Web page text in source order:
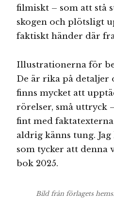
filmiskt – som att stå
skogen och plötsligt
faktiskt händer där
Illustrationerna för
De är rika på detaljer
finns mycket att
rörelser, små uttryck
fint med
aldrig känns tung.
som tycker att denna
bok 2025.
Bild från förlagets